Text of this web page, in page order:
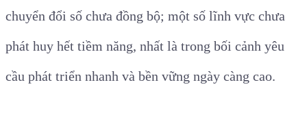
chuyển đổi số chưa đồng bộ; một số lĩnh vực chưa
phát huy hết tiềm năng, nhất là trong bối cảnh yêu
cầu phát triển nhanh và bền vững ngày càng cao.